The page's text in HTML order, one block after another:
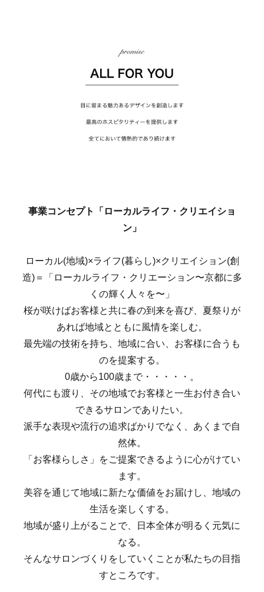
事業コンセプト「ローカルライフ・クリエイショ
ン」
ローカル(地域)×ライフ(暮らし)×クリエイション(創
造)＝「ローカルライフ・クリエーション〜京都に多
くの輝く人々を〜」
桜が咲けばお客様と共に春の到来を喜び、夏祭りが
あれば地域とともに風情を楽しむ。
最先端の技術を持ち、地域に合い、お客様に合うも
のを提案する。
0歳から100歳まで・・・・・。
何代にも渡り、その地域でお客様と一生お付き合い
できるサロンでありたい。
派手な表現や流行の追求ばかりでなく、あくまで自
然体。
「お客様らしさ」をご提案できるように心がけてい
ます。
美容を通じて地域に新たな価値をお届けし、地域の
生活を楽しくする。
地域が盛り上がることで、日本全体が明るく元気に
なる。
そんなサロンづくりをしていくことが私たちの目指
すところです。